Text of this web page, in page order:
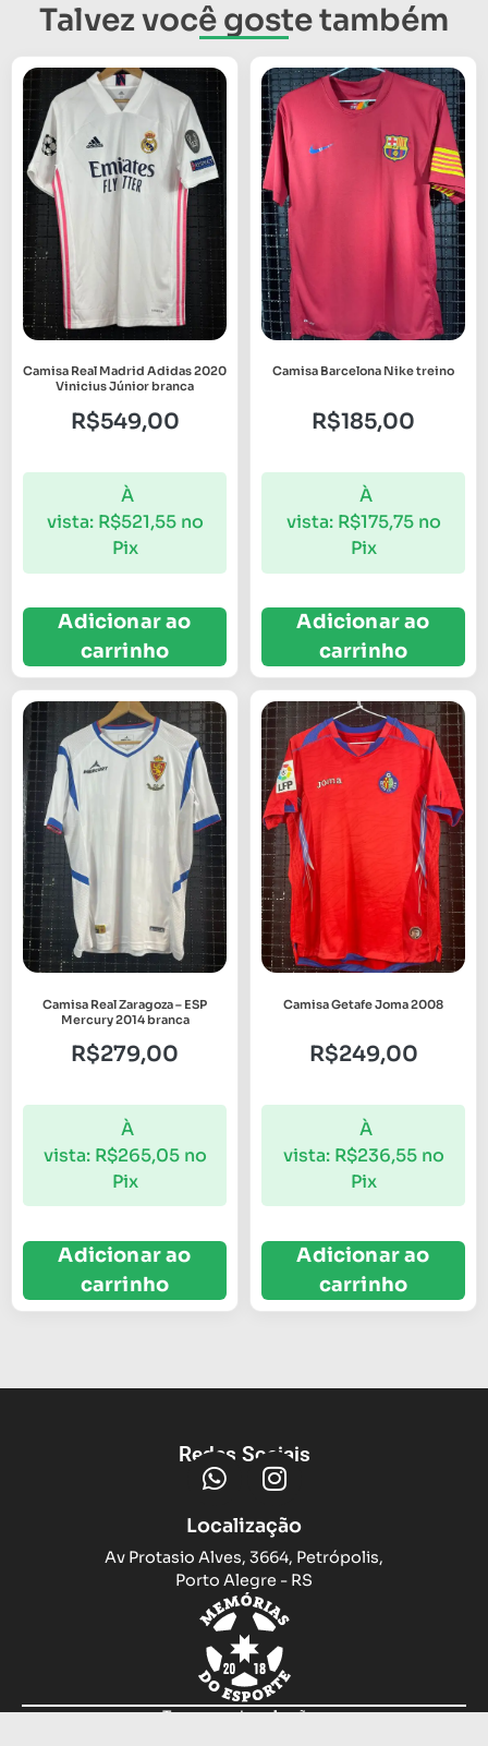
Talvez você goste também
Camisa Real Madrid Adidas 2020
Vinicius Júnior branca
R$549,00
À
vista: R$521,55 no
Pix
Adicionar ao
carrinho
Camisa Barcelona Nike treino
R$185,00
À
vista: R$175,75 no
Pix
Adicionar ao
carrinho
Camisa Real Zaragoza – ESP
Mercury 2014 branca
R$279,00
À
vista: R$265,05 no
Pix
Adicionar ao
carrinho
Camisa Getafe Joma 2008
R$249,00
À
vista: R$236,55 no
Pix
Adicionar ao
carrinho
Redes Sociais
Localização
Av Protasio Alves, 3664, Petrópolis,
Porto Alegre - RS
Trocas e devoluções